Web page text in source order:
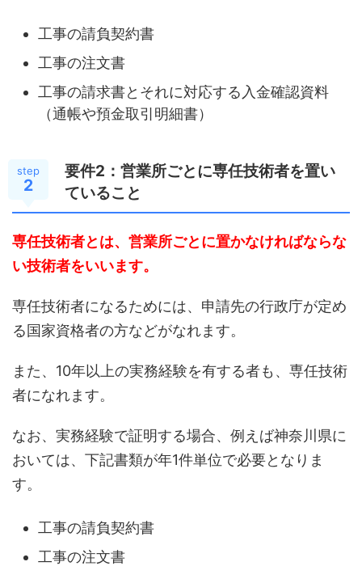
工事の請負契約書
工事の注文書
工事の請求書とそれに対応する入金確認資料
（通帳や預金取引明細書）
step
2
要件2：営業所ごとに専任技術者を置い
ていること
専任技術者とは、営業所ごとに置かなければならな
い技術者をいいます。
専任技術者になるためには、申請先の行政庁が定め
る国家資格者の方などがなれます。
また、10年以上の実務経験を有する者も、専任技術
者になれます。
なお、実務経験で証明する場合、例えば神奈川県に
おいては、下記書類が年1件単位で必要となりま
す。
工事の請負契約書
工事の注文書